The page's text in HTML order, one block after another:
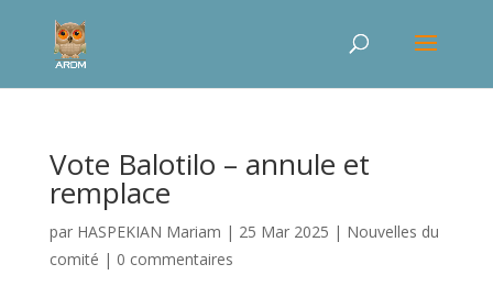
Vote Balotilo – annule et
remplace
par HASPEKIAN Mariam | 25 Mar 2025 | Nouvelles du
comité | 0 commentaires